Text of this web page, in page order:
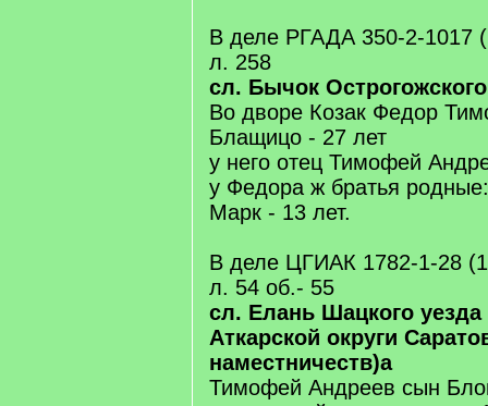
В деле РГАДА 350-2-1017
л. 258
сл. Бычок
Во дворе Козак Федор
Блащицо - 27 лет
у него отец Тимофей
у Федора ж братья
Марк - 13 лет.
В деле ЦГИАК 1782-1-28
л. 54 об.- 55
сл. Елань Шацкого уезда
Аткарской округи
наместничеств)а
Тимофей Андреев сын